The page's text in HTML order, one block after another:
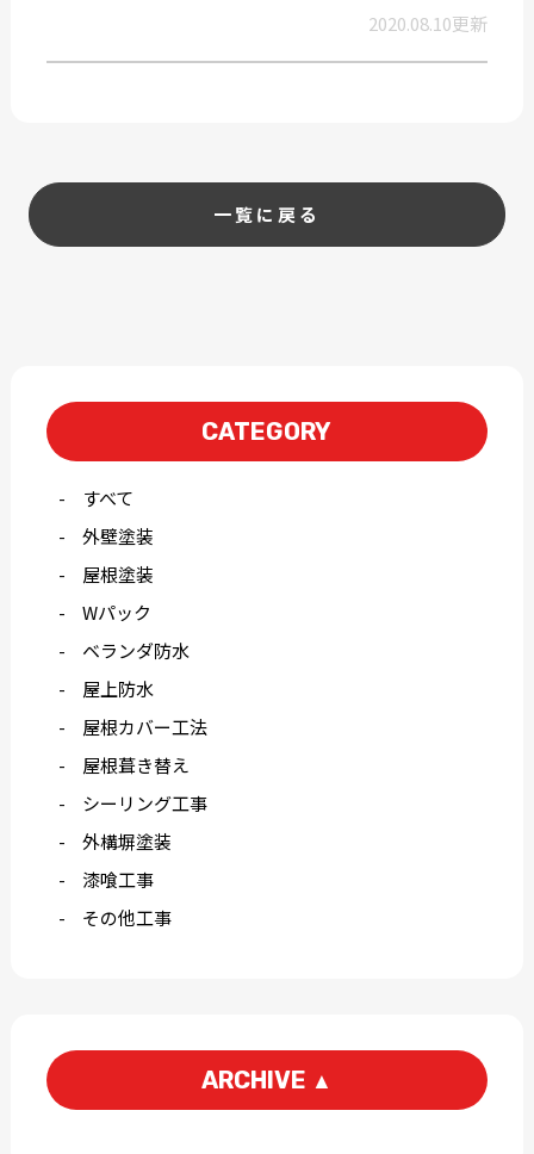
2020.08.10更新
一覧に戻る
CATEGORY
すべて
外壁塗装
屋根塗装
Wパック
ベランダ防水
屋上防水
屋根カバー工法
屋根葺き替え
シーリング工事
外構塀塗装
漆喰工事
その他工事
ARCHIVE ▲